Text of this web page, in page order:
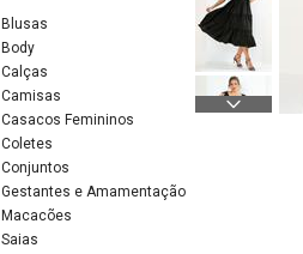
Blusas
Body
Calças
Camisas
Casacos Femininos
Coletes
Conjuntos
Gestantes e Amamentação
Macacões
Saias